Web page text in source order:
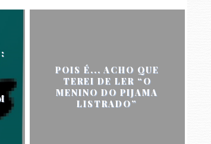
POIS É... ACHO QUE
TEREI DE LER “O
MENINO DO PIJAMA
LISTRADO”